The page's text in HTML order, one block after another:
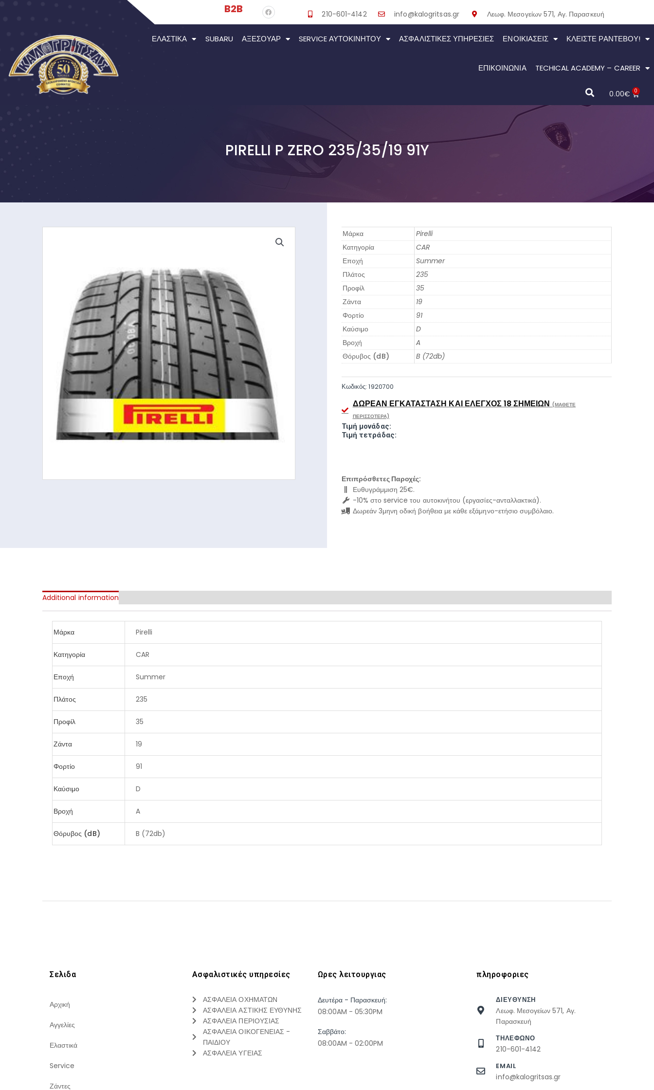
B2B 210-601-4142 info@kalogritsas.gr Λεωφ. Μεσογείων 571, Αγ. Παρασκευή
ΕΛΑΣΤΙΚΆ SUBARU ΑΞΕΣΟΥΆΡ SERVICE ΑΥΤΟΚΙΝΉΤΟΥ ΑΣΦΑΛΙΣΤΙΚΕΣ ΥΠΗΡΕΣΙΕΣ ΕΝΟΙΚΙΆΣΕΙΣ ΚΛΕΊΣΤΕ ΡΑΝΤΕΒΟΎ!
ΕΠΙΚΟΙΝΩΝΙΑ TECHICAL ACADEMY – CAREER
0.00€ 0
PIRELLI P ZERO 235/35/19 91Y
Μάρκα
Pirelli
Κατηγορία
CAR
Εποχή
Summer
Πλάτος
235
Προφίλ
35
Ζάντα
19
Φορτίο
91
Καύσιμο
D
Βροχή
A
Θόρυβος (dB)
B (72db)
Κωδικός:1920700
ΔΩΡΕΆΝ ΕΓΚΑΤΆΣΤΑΣΗ ΚΑΙ ΈΛΕΓΧΟΣ 18 ΣΗΜΕΊΩΝ (ΜΆΘΕΤΕ
ΠΕΡΙΣΣΌΤΕΡΑ)
Τιμή μονάδας:
Τιμή τετράδας:
Επιπρόσθετες Παροχές:
Ευθυγράμμιση 25€.
-10% στο service του αυτοκινήτου (εργασίες-ανταλλακτικά).
Δωρεάν 3μηνη οδική βοήθεια με κάθε εξάμηνο-ετήσιο συμβόλαιο.
Additional information
Μάρκα Pirelli
Κατηγορία CAR
Εποχή Summer
Πλάτος 235
Προφίλ 35
Ζάντα 19
Φορτίο 91
Καύσιμο D
Βροχή A
Θόρυβος (dB) B (72db)
Σελιδα
Αρχική
Αγγελίες
Ελαστικά
Service
Ζάντες
Ασφαλιστικές υπηρεσίες
ΑΣΦΑΛΕΙΑ ΟΧΗΜΑΤΩΝ
ΑΣΦΑΛΕΙΑ ΑΣΤΙΚΗΣ ΕΥΘΥΝΗΣ
ΑΣΦΑΛΕΙΑ ΠΕΡΙΟΥΣΙΑΣ
ΑΣΦΑΛΕΙΑ ΟΙΚΟΓΕΝΕΙΑΣ -
ΠΑΙΔΙΟΥ
ΑΣΦΑΛΕΙΑ ΥΓΕΙΑΣ
Ωρες λειτουργιας
Δευτέρα - Παρασκευή:
08:00AM - 05:30PM
Σαββάτο:
08:00AM - 02:00PM
πληροφοριες
ΔΙΕΥΘΥΝΣΗ
Λεωφ. Μεσογείων 571, Αγ.
Παρασκευή
ΤΗΛΕΦΩΝΟ
210-601-4142
EMAIL
info@kalogritsas.gr